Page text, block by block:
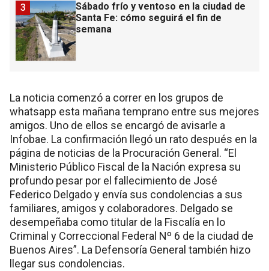
Sábado frío y ventoso en la ciudad de
Santa Fe: cómo seguirá el fin de
semana
3
La noticia comenzó a correr en los grupos de
whatsapp esta mañana temprano entre sus mejores
amigos. Uno de ellos se encargó de avisarle a
Infobae. La confirmación llegó un rato después en la
página de noticias de la Procuración General. “El
Ministerio Público Fiscal de la Nación expresa su
profundo pesar por el fallecimiento de José
Federico Delgado y envía sus condolencias a sus
familiares, amigos y colaboradores. Delgado se
desempeñaba como titular de la Fiscalía en lo
Criminal y Correccional Federal Nº 6 de la ciudad de
Buenos Aires”. La Defensoría General también hizo
llegar sus condolencias.